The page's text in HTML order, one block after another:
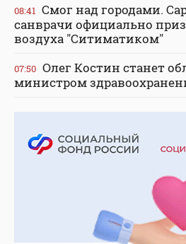
08:41 Смог над городами.
санврачи официально
воздуха "Ситиматиком"
07:50 Олег Костин станет
министром